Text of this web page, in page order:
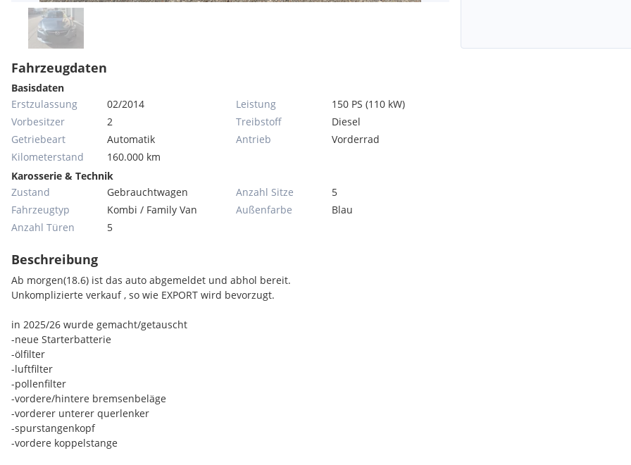
Fahrzeugdaten
Basisdaten
Erstzulassung
02/2014
Vorbesitzer
2
Getriebeart
Automatik
Kilometerstand
160.000 km
Leistung
150 PS (110 kW)
Treibstoff
Diesel
Antrieb
Vorderrad
Karosserie & Technik
Zustand
Gebrauchtwagen
Fahrzeugtyp
Kombi / Family Van
Anzahl Türen
5
Anzahl Sitze
5
Außenfarbe
Blau
Beschreibung
Ab morgen(18.6) ist das auto abgemeldet und abhol bereit.
Unkomplizierte verkauf , so wie EXPORT wird bevorzugt.
in 2025/26 wurde gemacht/getauscht
-neue Starterbatterie
-ölfilter
-luftfilter
-pollenfilter
-vordere/hintere bremsenbeläge
-vorderer unterer querlenker
-spurstangenkopf
-vordere koppelstange